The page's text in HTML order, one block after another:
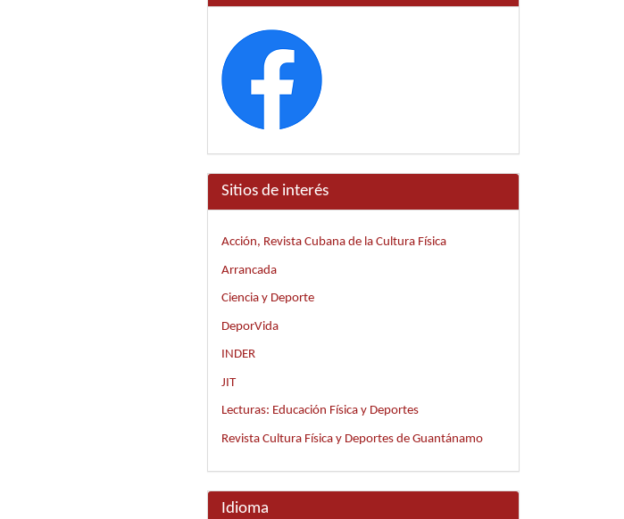
Sitios de interés
Acción, Revista Cubana de la Cultura Física
Arrancada
Ciencia y Deporte
DeporVida
INDER
JIT
Lecturas: Educación Física y Deportes
Revista Cultura Física y Deportes de Guantánamo
Idioma